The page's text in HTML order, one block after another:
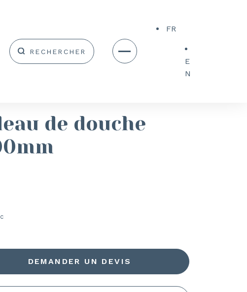
FR
E
N
de douche
DEMANDER UN DEVIS